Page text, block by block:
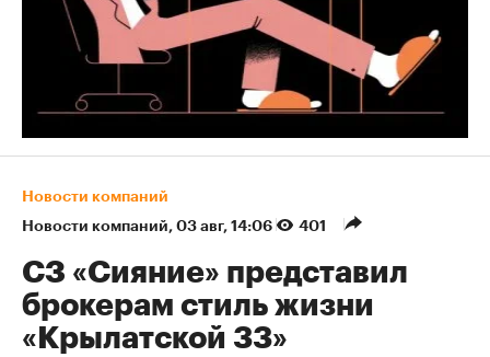
Новости компаний
Новости компаний⁠, 03 авг, 14:06 401
СЗ «Сияние» представил
брокерам стиль жизни
«Крылатской 33»